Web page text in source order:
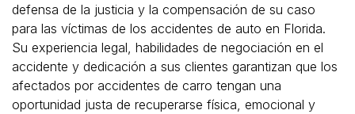
defensa de la justicia y la compensación de su caso
para las víctimas de los accidentes de auto en Florida.
Su experiencia legal, habilidades de negociación en el
accidente y dedicación a sus clientes garantizan que los
afectados por accidentes de carro tengan una
oportunidad justa de recuperarse física, emocional y